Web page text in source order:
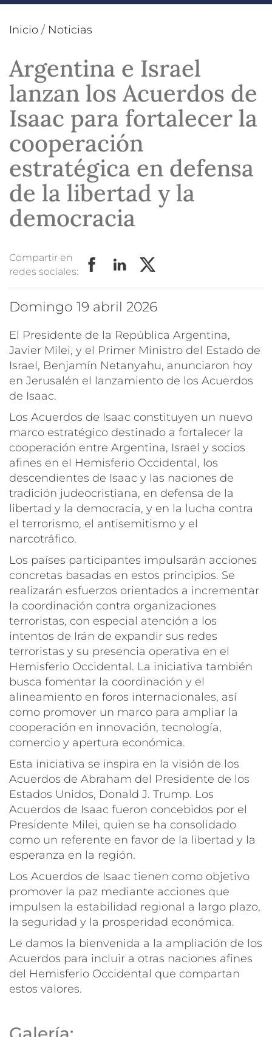
Inicio / Noticias
Argentina e Israel
lanzan los Acuerdos de
Isaac para fortalecer la
cooperación
estratégica en defensa
de la libertad y la
democracia
Compartir en
redes sociales:
domingo 19 abril 2026
El Presidente de la República Argentina,
Javier Milei, y el Primer Ministro del Estado de
Israel, Benjamín Netanyahu, anunciaron hoy
en Jerusalén el lanzamiento de los Acuerdos
de Isaac.
Los Acuerdos de Isaac constituyen un nuevo
marco estratégico destinado a fortalecer la
cooperación entre Argentina, Israel y socios
afines en el Hemisferio Occidental, los
descendientes de Isaac y las naciones de
tradición judeocristiana, en defensa de la
libertad y la democracia, y en la lucha contra
el terrorismo, el antisemitismo y el
narcotráfico.
Los países participantes impulsarán acciones
concretas basadas en estos principios. Se
realizarán esfuerzos orientados a incrementar
la coordinación contra organizaciones
terroristas, con especial atención a los
intentos de Irán de expandir sus redes
terroristas y su presencia operativa en el
Hemisferio Occidental. La iniciativa también
busca fomentar la coordinación y el
alineamiento en foros internacionales, así
como promover un marco para ampliar la
cooperación en innovación, tecnología,
comercio y apertura económica.
Esta iniciativa se inspira en la visión de los
Acuerdos de Abraham del Presidente de los
Estados Unidos, Donald J. Trump. Los
Acuerdos de Isaac fueron concebidos por el
Presidente Milei, quien se ha consolidado
como un referente en favor de la libertad y la
esperanza en la región.
Los Acuerdos de Isaac tienen como objetivo
promover la paz mediante acciones que
impulsen la estabilidad regional a largo plazo,
la seguridad y la prosperidad económica.
Le damos la bienvenida a la ampliación de los
Acuerdos para incluir a otras naciones afines
del Hemisferio Occidental que compartan
estos valores.